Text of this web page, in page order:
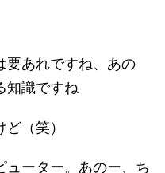
要あれですね、あの
知識ですね
（笑）
ーター。あのー、ち